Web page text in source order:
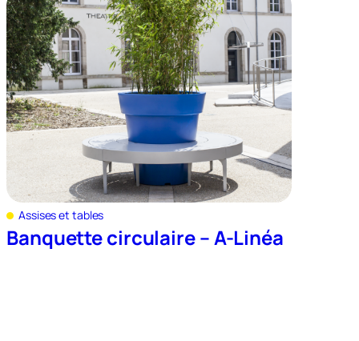
Assises et tables
Banquette circulaire – A-Linéa